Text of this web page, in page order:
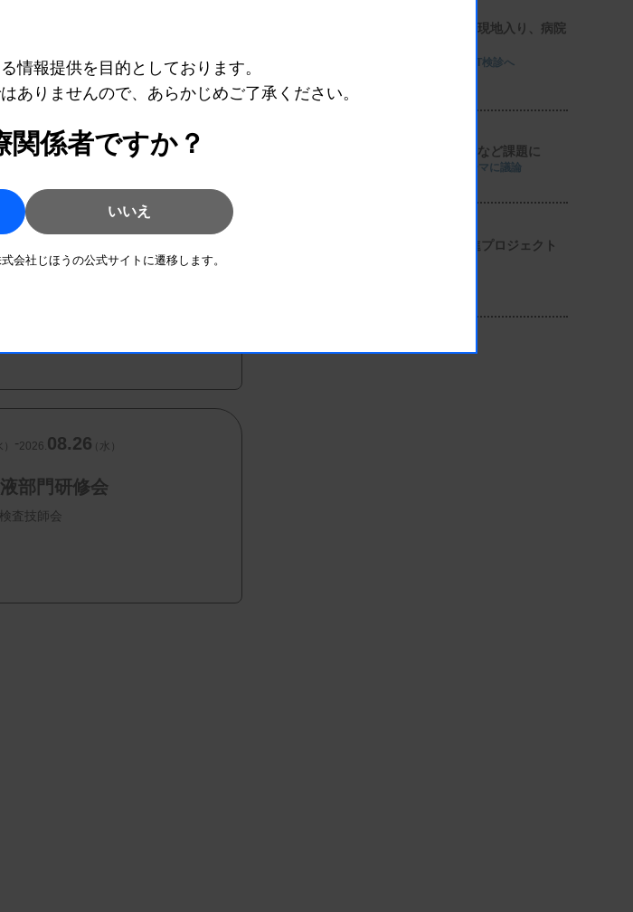
センター 臨床検査科
円
2026. （日）
-2026.08.26（水）
部門研修会
査技師会
日臨技リエゾンが現地入り、病院
8月8・9両日にはDVT検診へ
導入経費や高齢化など課題に
全医共、検査DXテーマに議論
2026年度学術推進プロジェクト
情報提供を目的としております。
ありませんので、あらかじめご了承ください。
関係者ですか？
いいえ
会社じほうの公式サイトに遷移します。